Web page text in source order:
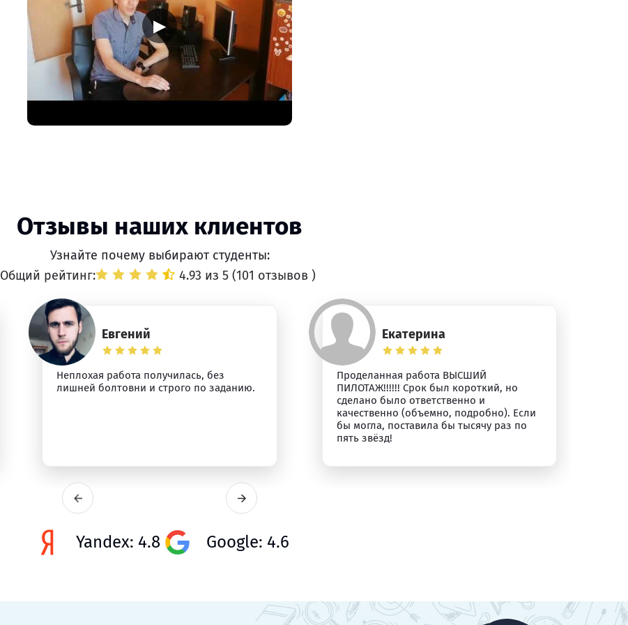
▶
Отзывы наших клиентов
Узнайте почему выбирают студенты:
Общий рейтинг:
4.93 из 5 (101 отзывов )
Евгений
Неплохая работа получилась, без
лишней болтовни и строго по заданию.
Екатерина
Проделанная работа ВЫСШИЙ
ПИЛОТАЖ!!!!!! Срок был короткий, но
сделано было ответственно и
качественно (объемно, подробно). Если
бы могла, поставила бы тысячу раз по
пять звёзд!
Yandex: 4.8 Google: 4.6